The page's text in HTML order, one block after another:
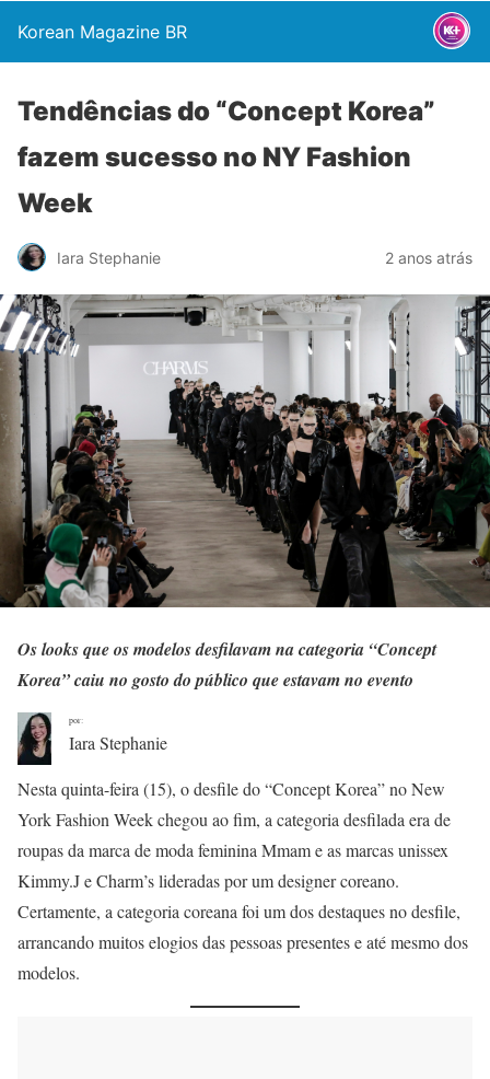
Korean Magazine BR
Tendências do “Concept Korea”
fazem sucesso no NY Fashion
Week
Iara Stephanie 2 anos atrás
Os looks que os modelos desfilavam na categoria “Concept
Korea” caiu no gosto do público que estavam no evento
por:
Iara Stephanie
Nesta quinta-feira (15), o desfile do “Concept Korea” no New
York Fashion Week chegou ao fim, a categoria desfilada era de
roupas da marca de moda feminina Mmam e as marcas unissex
Kimmy.J e Charm’s lideradas por um designer coreano.
Certamente, a categoria coreana foi um dos destaques no desfile,
arrancando muitos elogios das pessoas presentes e até mesmo dos
modelos.